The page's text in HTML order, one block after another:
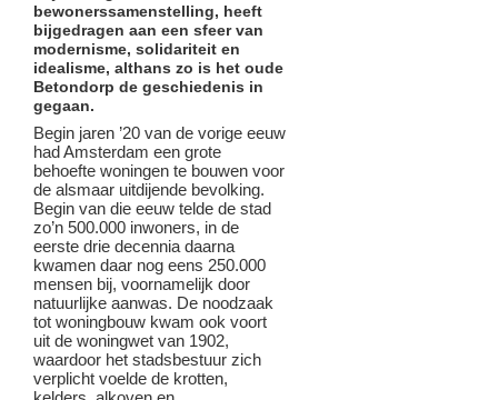
bewonerssamenstelling, heeft
bijgedragen aan een sfeer van
modernisme, solidariteit en
idealisme, althans zo is het oude
Betondorp de geschiedenis in
gegaan.
Begin jaren ’20 van de vorige eeuw
had Amsterdam een grote
behoefte woningen te bouwen voor
de alsmaar uitdijende bevolking.
Begin van die eeuw telde de stad
zo’n 500.000 inwoners, in de
eerste drie decennia daarna
kwamen daar nog eens 250.000
mensen bij, voornamelijk door
natuurlijke aanwas. De noodzaak
tot woningbouw kwam ook voort
uit de woningwet van 1902,
waardoor het stadsbestuur zich
verplicht voelde de krotten,